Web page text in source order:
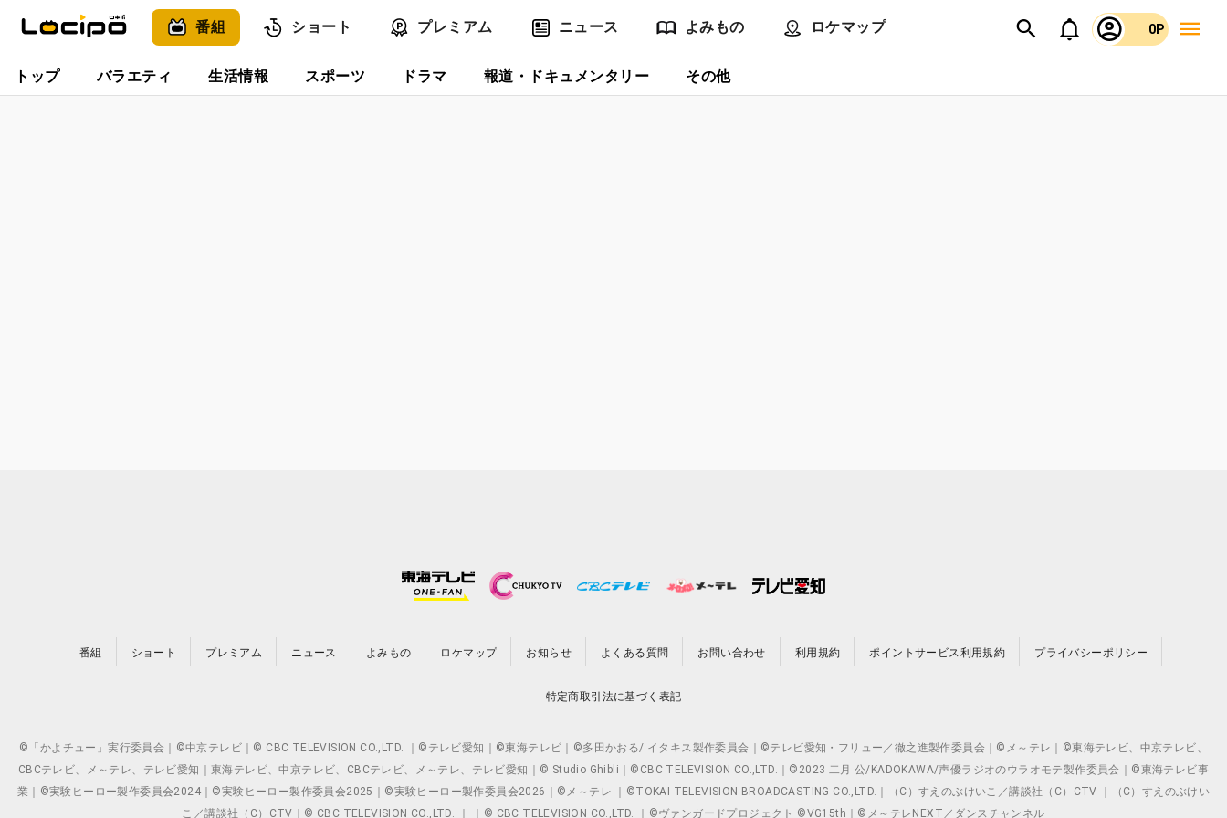
番組 ショート プレミアム ニュース よみもの ロケマップ 0P
トップ バラエティ 生活情報 スポーツ ドラマ 報道・ドキュメンタリー その他
番組 ショート プレミアム ニュース よみもの ロケマップ お知らせ よくある質問 お問い合わせ 利用規約 ポイントサービス利用規約 プライバシーポリシー
特定商取引法に基づく表記
©「かよチュー」実行委員会｜©中京テレビ｜© CBC TELEVISION CO.,LTD. ｜©テレビ愛知｜©東海テレビ｜©多田かおる/ イタキス製作委員会｜©テレビ愛知・フリュー／徹之進製作委員会｜©メ～テレ｜©東海テレビ、中京テレビ、
CBCテレビ、メ～テレ、テレビ愛知｜東海テレビ、中京テレビ、CBCテレビ、メ～テレ、テレビ愛知｜© Studio Ghibli｜©CBC TELEVISION CO.,LTD.｜©2023 二月 公/KADOKAWA/声優ラジオのウラオモテ製作委員会｜©東海テレビ事
業｜©実験ヒーロー製作委員会2024｜©実験ヒーロー製作委員会2025｜©実験ヒーロー製作委員会2026｜©メ～テレ ｜©TOKAI TELEVISION BROADCASTING CO.,LTD.｜（C）すえのぶけいこ／講談社（C）CTV ｜（C）すえのぶけい
こ／講談社（C）CTV｜© CBC TELEVISION CO.,LTD. ｜ ｜© CBC TELEVISION CO.,LTD. ｜©ヴァンガードプロジェクト ©VG15th｜©メ～テレNEXT／ダンスチャンネル